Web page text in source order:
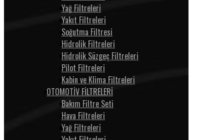
Yağ Filtreleri
Yakıt Filtreleri
Soğutma Filtresi
Hidrolik Filtreleri
Hidrolik Süzgeç Filtreleri
Pilot Filtreleri
Kabin ve Klima Filtreleri
OTOMOTİV FİLTRELERİ
Bakım Filtre Seti
Hava Filtreleri
Yağ Filtreleri